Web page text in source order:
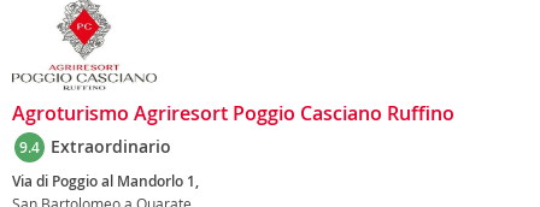
Agroturismo Agriresort Poggio Casciano Ruffino
9.4 Extraordinario
Via di Poggio al Mandorlo 1,